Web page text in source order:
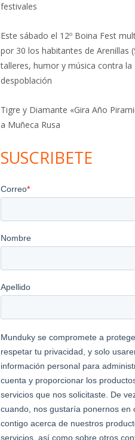
festivales
Este sábado el 12º Boina Fest
por 30 los habitantes de Arenillas
talleres, humor y música contra la
despoblación
Tigre y Diamante «Gira Año
a Muñeca Rusa
SUSCRIBETE